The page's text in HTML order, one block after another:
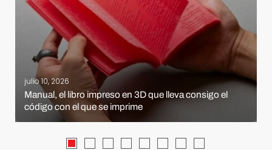
julio 10, 2026
Manual, el libro impreso en 3D que lleva consigo el
código con el que se imprime